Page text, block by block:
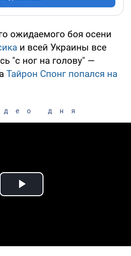
ожидаемого боя осени
и всей Украины все
"с ног на голову" —
Тайрон Спонг попался на
дня
Play Video